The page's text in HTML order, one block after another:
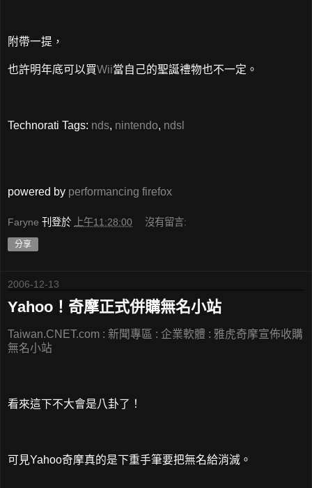
附帶一提，
也許明年底可以買Wii當自己的聖誕禮物也不一定。
Technorati Tags: nds, nintendo, ndsl
powered by performancing firefox
Faryne 刊登於 上午11:28:00 沒有留言:
分享
2006-12-13
Yahoo！奇摩正式併購無名小站
Taiwan.CNET.com : 新聞專區 : 企業軟體 : 雅虎奇摩宣佈收購
無名小站
看來這下不大會是八卦了！
可見Yahoo奇摩真的是下重手筆要把無名給消滅。